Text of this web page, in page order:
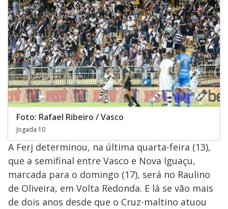
Foto: Rafael Ribeiro / Vasco
Jogada 10
A Ferj determinou, na última quarta-feira (13),
que a semifinal entre Vasco e Nova Iguaçu,
marcada para o domingo (17), será no Raulino
de Oliveira, em Volta Redonda. E lá se vão mais
de dois anos desde que o Cruz-maltino atuou